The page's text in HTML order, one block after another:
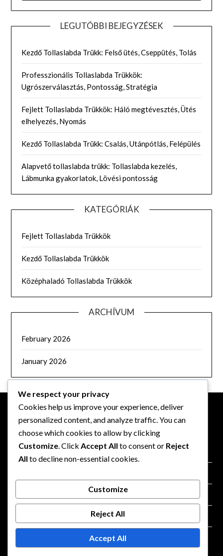
LEGUTÓBBI BEJEGYZÉSEK
Kezdő Tollaslabda Trükk: Felső ütés, Cseppütés, Tolás
Professzionális Tollaslabda Trükkök:
Ugrószerválasztás, Pontosság, Stratégia
Fejlett Tollaslabda Trükkök: Háló megtévesztés, Ütés
elhelyezés, Nyomás
Kezdő Tollaslabda Trükk: Csalás, Utánpótlás, Felépülés
Alapvető tollaslabda trükk: Tollaslabda kezelés,
Lábmunka gyakorlatok, Lövési pontosság
KATEGÓRIÁK
Fejlett Tollaslabda Trükkök
Kezdő Tollaslabda Trükkök
Középhaladó Tollaslabda Trükkök
ARCHÍVUM
February 2026
January 2026
JOGI INFORMÁCIÓK
Rólunk
Szolgáltatási feltételek
Vegye fel velünk a kapcsolatot
Adatvédelmi szabályzat
We respect your privacy
Cookies help us improve your experience, deliver
personalized content, and analyze traffic. You can
choose which cookies to allow by clicking
Customize . Click Accept All to consent or Reject
All to decline non-essential cookies.
Customize
Reject All
Accept All